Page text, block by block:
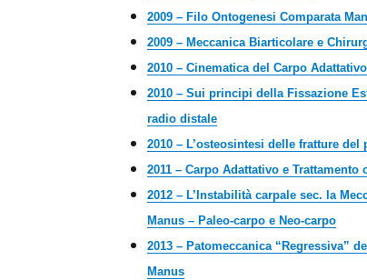
2009 – Filo Ontogenesi Comparata
2009 – Meccanica Biarticolare e
2010 – Cinematica del Carpo
2010 – Sui principi della Fissazione
radio distale
2010 – L’osteosintesi delle fratture
2011 – Carpo Adattativo e
2012 – L’Instabilità carpale sec. la
Manus – Paleo-carpo e Neo-carpo
2013 – Patomeccanica “Regressiva”
Manus